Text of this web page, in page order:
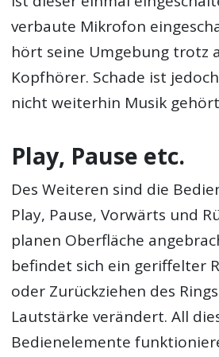
verbaute Mikrofon
hört seine Umgebung trotz
Kopfhörer. Schade ist
nicht weiterhin Musik
Play, Pause etc.
Des Weiteren sind die
Play, Pause, Vorwärts und
planen Oberfläche
befindet sich ein geriffelter
oder Zurückziehen des
Lautstärke verändert. All
Bedienelemente